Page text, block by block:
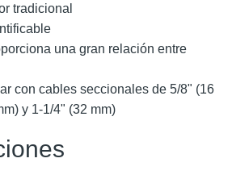
tradicional
una gran relación entre
con cables seccionales de 5/8" (16
y 1-1/4" (32 mm)